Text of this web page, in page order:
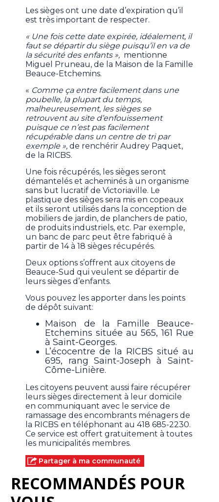
Les sièges ont une date d’expiration qu’il
est très important de respecter.
« Une fois cette date expirée, idéalement, il
faut se départir du siège puisqu’il en va de
la sécurité des enfants », mentionne
Miguel Pruneau, de la Maison de la Famille
Beauce-Etchemins.
« Comme ça entre facilement dans une
poubelle, la plupart du temps,
malheureusement, les sièges se
retrouvent au site d’enfouissement
puisque ce n’est pas facilement
récupérable dans un centre de tri par
exemple »,de renchérir Audrey Paquet,
de la RICBS.
Une fois récupérés, les sièges seront
démantelés et acheminés à un organisme
sans but lucratif de Victoriaville. Le
plastique des sièges sera mis en copeaux
et ils seront utilisés dans la conception de
mobiliers de jardin, de planchers de patio,
de produits industriels, etc. Par exemple,
un banc de parc peut être fabriqué à
partir de 14 à 18 sièges récupérés.
Deux options s’offrent aux citoyens de
Beauce-Sud qui veulent se départir de
leurs sièges d’enfants.
Vous pouvez les apporter dans les points
de dépôt suivant:
Maison de la Famille Beauce-
Etchemins située au 565, 161 Rue
à Saint-Georges.
L’écocentre de la RICBS situé au
695, rang Saint-Joseph à Saint-
Côme-Linière.
Les citoyens peuvent aussi faire récupérer
leurs sièges directement à leur domicile
en communiquant avec le service de
ramassage des encombrants ménagers de
la RICBS en téléphonant au 418 685-2230.
Ce service est offert gratuitement à toutes
les municipalités membres.
Partager à ma communauté
RECOMMANDÉS POUR